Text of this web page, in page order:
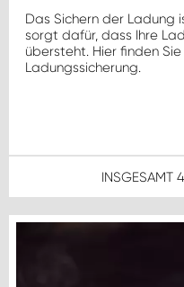
Das Sichern der Ladung
sorgt dafür, dass Ihre
übersteht. Hier finden
Ladungssicherung.
INSGESAMT